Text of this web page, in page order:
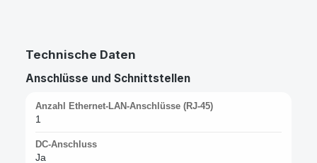
Technische Daten
Anschlüsse und Schnittstellen
Anzahl Ethernet-LAN-Anschlüsse (RJ-45)
1
DC-Anschluss
Ja